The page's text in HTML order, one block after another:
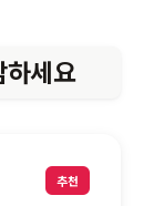
하세요
추천